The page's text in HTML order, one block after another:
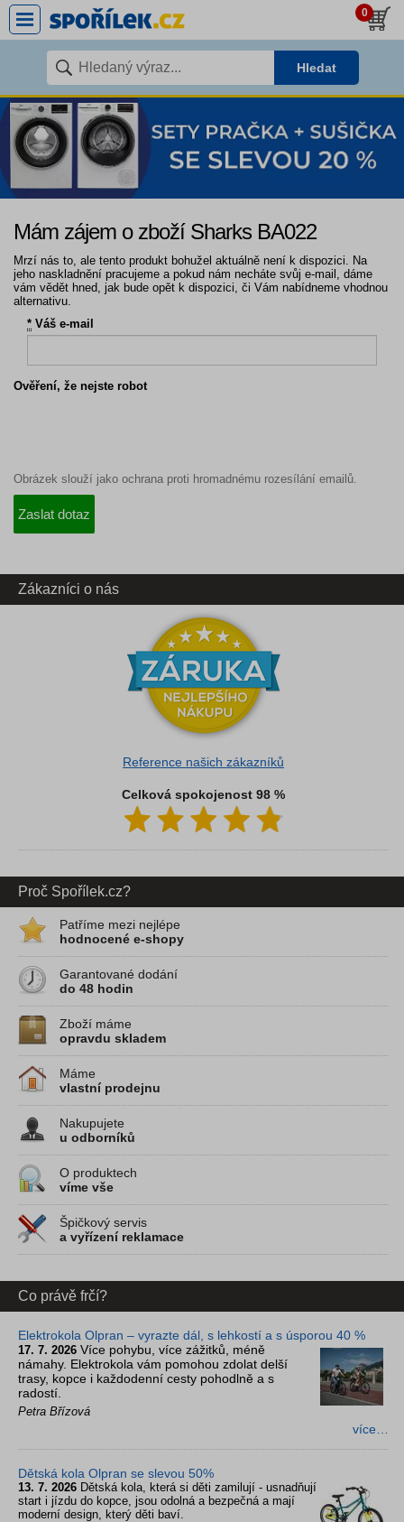
0
Hledat
Mám zájem o zboží Sharks BA022
Mrzí nás to, ale tento produkt bohužel aktuálně není k dispozici. Na
jeho naskladnění pracujeme a pokud nám necháte svůj e-mail, dáme
vám vědět hned, jak bude opět k dispozici, či Vám nabídneme vhodnou
alternativu.
* Váš e-mail
Ověření, že nejste robot
Obrázek slouží jako ochrana proti hromadnému rozesílání emailů.
Zákazníci o nás
Reference našich zákazníků
Celková spokojenost 98 %
Proč Spořílek.cz?
Patříme mezi nejlépe
hodnocené e-shopy
Garantované dodání
do 48 hodin
Zboží máme
opravdu skladem
Máme
vlastní prodejnu
Nakupujete
u odborníků
O produktech
víme vše
Špičkový servis
a vyřízení reklamace
Co právě frčí?
Elektrokola Olpran – vyrazte dál, s lehkostí a s úsporou 40 %
17. 7. 2026 Více pohybu, více zážitků, méně
námahy. Elektrokola vám pomohou zdolat delší
trasy, kopce i každodenní cesty pohodlně a s
radostí.
Petra Břízová
více…
Dětská kola Olpran se slevou 50%
13. 7. 2026 Dětská kola, která si děti zamilují - usnadňují
start i jízdu do kopce, jsou odolná a bezpečná a mají
moderní design, který děti baví.